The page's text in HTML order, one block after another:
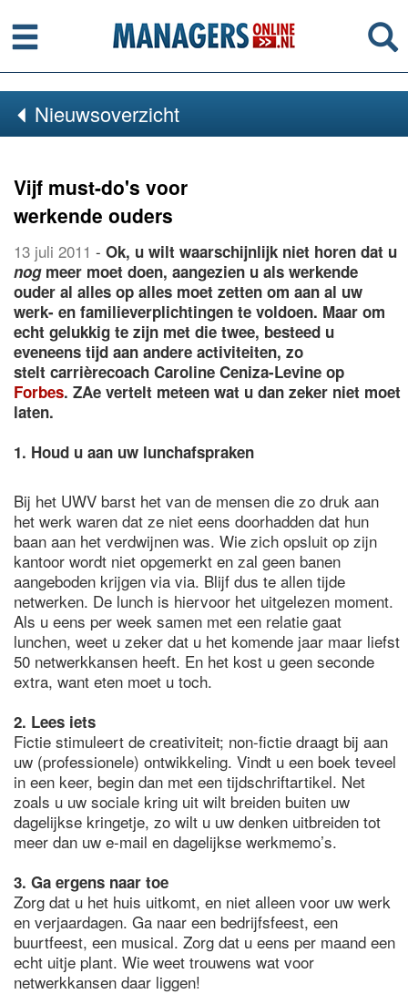
Menu
Nieuwsoverzicht
Vijf must-do's voor
werkende ouders
13 juli 2011 - Ok, u wilt waarschijnlijk niet horen dat u
nogmeer moet doen, aangezien u als werkende
ouder al alles op alles moet zetten om aan al uw
werk- en familieverplichtingen te voldoen. Maar om
echt gelukkig te zijn met die twee, besteed u
eveneens tijd aan andere activiteiten, zo
stelt carrièrecoach Caroline Ceniza-Levine op
Forbes. ZAe vertelt meteen wat u dan zeker niet moet
laten.
1. Houd u aan uw lunchafspraken
Bij het UWV barst het van de mensen die zo druk aan
het werk waren dat ze niet eens doorhadden dat hun
baan aan het verdwijnen was. Wie zich opsluit op zijn
kantoor wordt niet opgemerkt en zal geen banen
aangeboden krijgen via via. Blijf dus te allen tijde
netwerken. De lunch is hiervoor het uitgelezen moment.
Als u eens per week samen met een relatie gaat
lunchen, weet u zeker dat u het komende jaar maar liefst
50 netwerkkansen heeft. En het kost u geen seconde
extra, want eten moet u toch.
2. Lees iets
Fictie stimuleert de creativiteit; non-fictie draagt bij aan
uw (professionele) ontwikkeling. Vindt u een boek teveel
in een keer, begin dan met een tijdschriftartikel. Net
zoals u uw sociale kring uit wilt breiden buiten uw
dagelijkse kringetje, zo wilt u uw denken uitbreiden tot
meer dan uw e-mail en dagelijkse werkmemo’s.
3. Ga ergens naar toe
Zorg dat u het huis uitkomt, en niet alleen voor uw werk
en verjaardagen. Ga naar een bedrijfsfeest, een
buurtfeest, een musical. Zorg dat u eens per maand een
echt uitje plant. Wie weet trouwens wat voor
netwerkkansen daar liggen!